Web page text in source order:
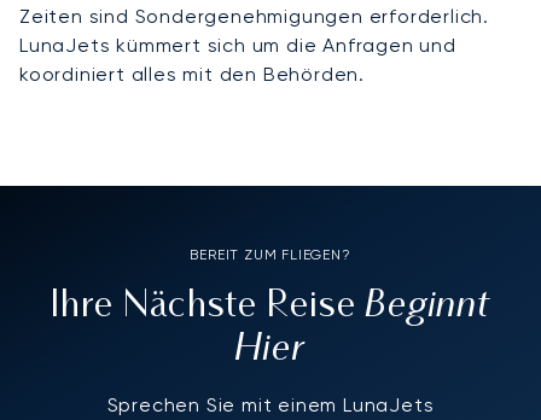
Zeiten sind Sondergenehmigungen erforderlich.
LunaJets kümmert sich um die Anfragen und
koordiniert alles mit den Behörden.
BEREIT ZUM FLIEGEN?
Ihre Nächste ReiseBeginnt
Hier
Sprechen Sie mit einem LunaJets